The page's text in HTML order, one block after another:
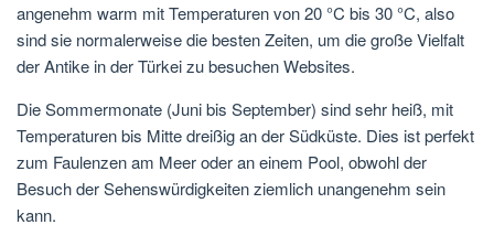
angenehm warm mit Temperaturen von 20 °C bis 30 °C, also
sind sie normalerweise die besten Zeiten, um die große Vielfalt
der Antike in der Türkei zu besuchen Websites.
Die Sommermonate (Juni bis September) sind sehr heiß, mit
Temperaturen bis Mitte dreißig an der Südküste. Dies ist perfekt
zum Faulenzen am Meer oder an einem Pool, obwohl der
Besuch der Sehenswürdigkeiten ziemlich unangenehm sein
kann.